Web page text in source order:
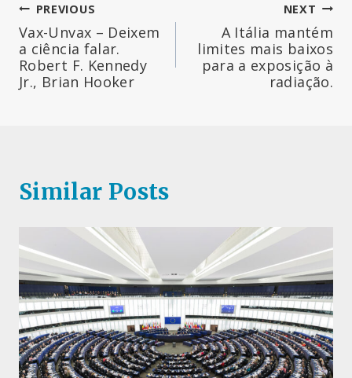
Navegação
de
artigos
PREVIOUS
Vax-Unvax – Deixem
a ciência falar.
Robert F. Kennedy
Jr., Brian Hooker
NEXT
A Itália mantém
limites mais baixos
para a exposição à
radiação.
Similar Posts